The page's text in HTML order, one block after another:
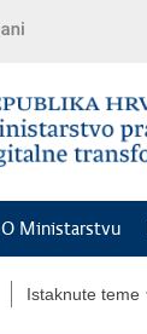
O Ministarstvu
Istaknute teme